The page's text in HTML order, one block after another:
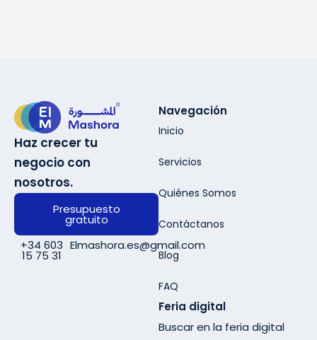
Haz crecer tu
negocio con
nosotros.
Presupuesto
gratuito
+34 603
15 75 31
Elmashora.es@gmail.com
Navegación
Inicio
Servicios
Quiénes Somos
Contáctanos
Blog
FAQ
Feria digital
Buscar en la feria digital